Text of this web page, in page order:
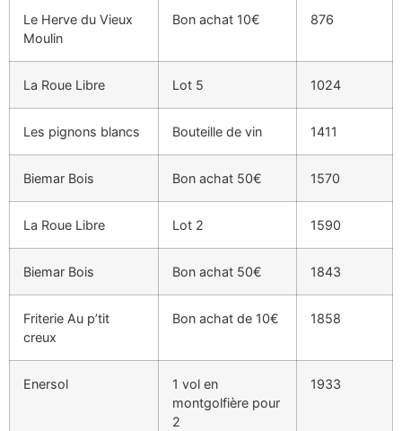
Le Herve du Vieux
Moulin
Bon achat 10€ 876
La Roue Libre Lot 5 1024
Les pignons blancs Bouteille de vin 1411
Biemar Bois Bon achat 50€ 1570
La Roue Libre Lot 2 1590
Biemar Bois Bon achat 50€ 1843
Friterie Au p’tit
creux
Bon achat de 10€ 1858
Enersol
1 vol en
montgolfière pour
2
1933